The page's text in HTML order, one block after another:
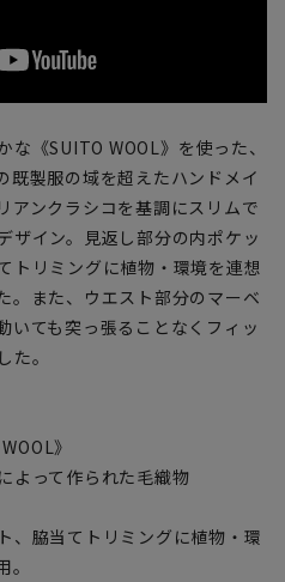
《SUITO WOOL》を使った、
既製服の域を超えたハンドメイ
アンクラシコを基調にスリムで
ザイン。見返し部分の内ポケッ
トリミングに植物・環境を連想
。また、ウエスト部分のマーベ
いても突っ張ることなくフィッ
た。
》
よって作られた毛織物
、脇当てトリミングに植物・環